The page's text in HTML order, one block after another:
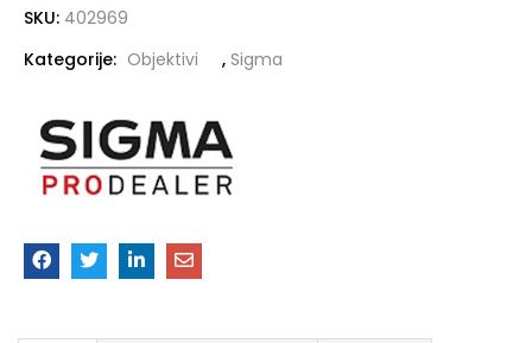
SKU: 402969
Kategorije: Objektivi , Sigma